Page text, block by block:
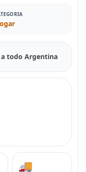
todo Argentina
🚚